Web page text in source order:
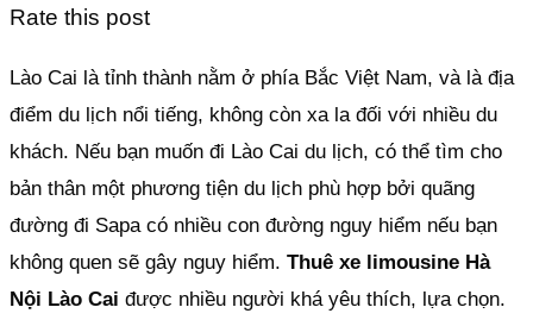
Rate this post
Lào Cai là tỉnh thành nằm ở phía Bắc Việt Nam, và là địa
điểm du lịch nổi tiếng, không còn xa la đối với nhiều du
khách. Nếu bạn muốn đi Lào Cai du lịch, có thể tìm cho
bản thân một phương tiện du lịch phù hợp bởi quãng
đường đi Sapa có nhiều con đường nguy hiểm nếu bạn
không quen sẽ gây nguy hiểm. Thuê xe limousine Hà
Nội Lào Cai được nhiều người khá yêu thích, lựa chọn.